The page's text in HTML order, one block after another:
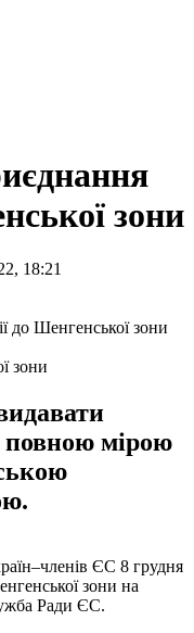
зони
18:21
зони
повною мірою
ЄС 8 грудня
зони на
Ради ЄС.